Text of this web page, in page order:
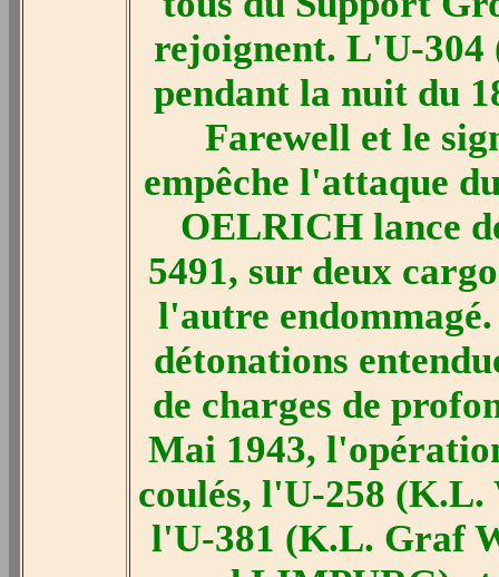
rejoignent. L'U-304
pendant la nuit du
Farewell et le
empêche l'attaque
OELRICH lance
5491, sur deux
l'autre
détonations
de charges de
Mai 1943,
coulés, l'U-258
l'U-381 (K.L. Graf